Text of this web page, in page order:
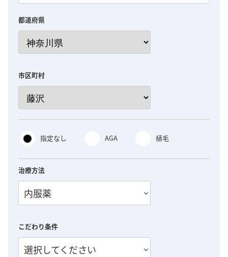
都道府県
市区町村
指定なし AGA 植毛
治療方法
内服薬
こだわり条件
選択してください